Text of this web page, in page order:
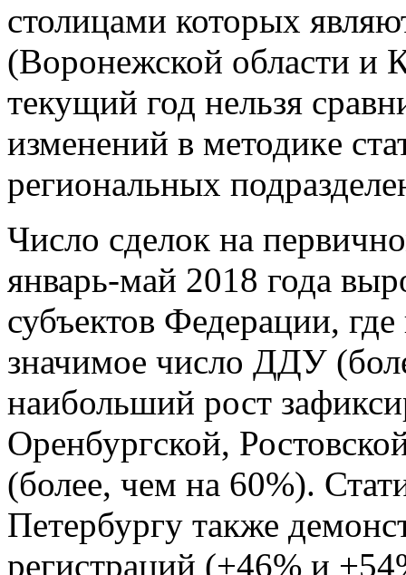
столицами которых
(Воронежской области и
текущий год нельзя
изменений в методике
региональных
Число сделок на
январь-май 2018 года
субъектов Федерации,
значимое число ДДУ
наибольший рост
Оренбургской,
(более, чем на 60%).
Петербургу также
регистраций (+46% и